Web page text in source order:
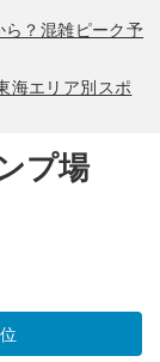
？混雑ピーク予
海エリア別スポ
プ場